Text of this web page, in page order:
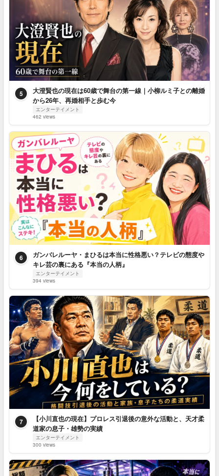
5
大澄賢也の現在は60歳で舞台の第一線｜小柳ルミ子との離婚
から26年、再婚相手と歩む今
エンターテイメント
462 views
6
ガンバレルーヤ・まひるは本当に性格悪い？テレビの態度や
キレ芸の裏にある『本当の人柄』
エンターテイメント
394 views
7
【小川直也の現在】プロレス引退後の意外な活動と、天才柔
道家の息子・雄勢の実績
エンターテイメント
300 views